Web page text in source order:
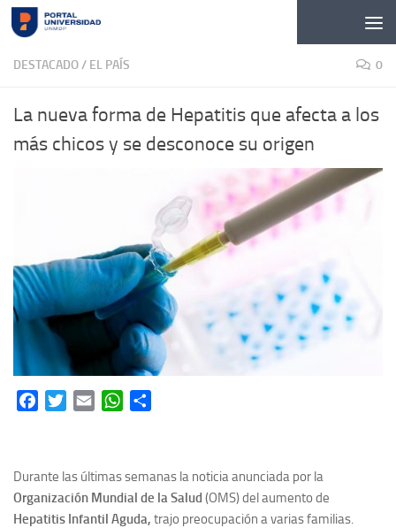
Skip to content
DESTACADO/ EL PAÍS 0
La nueva forma de Hepatitis que afecta a los
más chicos y se desconoce su origen
FacebookTwitterEmail WhatsApp
Durante las últimas semanas la noticia anunciada por la
Organización Mundial de la Salud (OMS) del aumento de
Hepatitis Infantil Aguda, trajo preocupación a varias familias.